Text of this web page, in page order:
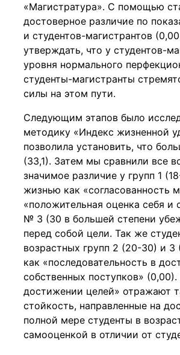
«Магистратура». С помощью
достоверное различие по
и студентов-магистрантов
утверждать, что у студентов-
уровня нормального
студенты-магистранты
силы на этом пути.
Следующим этапов было
методику «Индекс жизненной
позволила установить, что
(33,1). Затем мы сравнили все
значимое различие у групп 1
жизнью как
«положительная оценка себя и
№ 3 (30 в большей степени
перед собой цели. Так же
возрастных групп 2 (20-30) и
как «последовательность в
собственных поступков»
достижении целей» отражают
стойкость, направленные на
полной мере студенты в
самооценкой в отличии от